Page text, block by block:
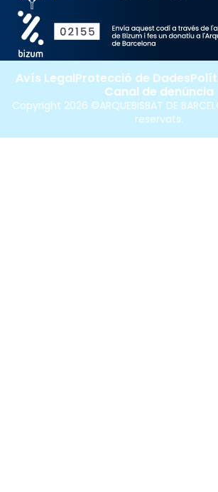
Copyright 2026 ©ARQUEBISBAT DE
reservats.
Avís LegalProtecció de Dades
Canal de denúncia